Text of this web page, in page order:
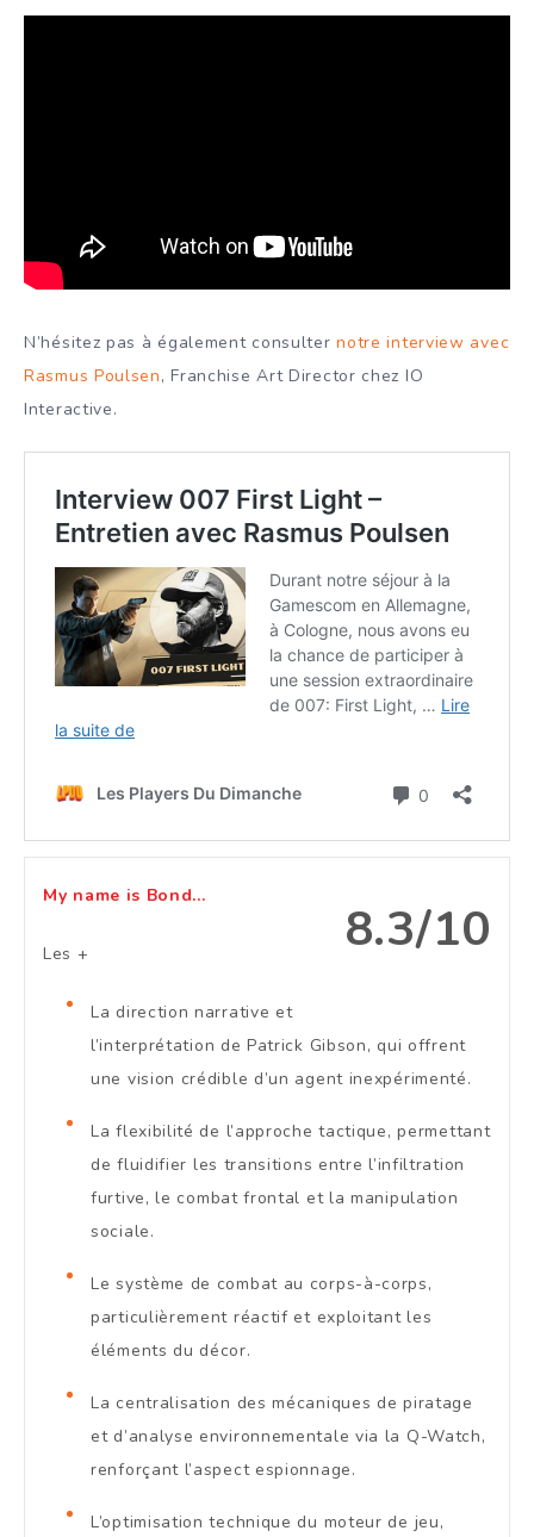
N’hésitez pas à également consulternotre interview avec
Rasmus Poulsen, Franchise Art Director chez IO
Interactive.
8.3/10
My name is Bond...
Les +
La direction narrative et
l’interprétation de Patrick Gibson, qui offrent
une vision crédible d’un agent inexpérimenté.
La flexibilité de l’approche tactique, permettant
de fluidifier les transitions entre l’infiltration
furtive, le combat frontal et la manipulation
sociale.
Le système de combat au corps-à-corps,
particulièrement réactif et exploitant les
éléments du décor.
La centralisation des mécaniques de piratage
et d’analyse environnementale via la Q-Watch,
renforçant l’aspect espionnage.
L’optimisation technique du moteur de jeu,